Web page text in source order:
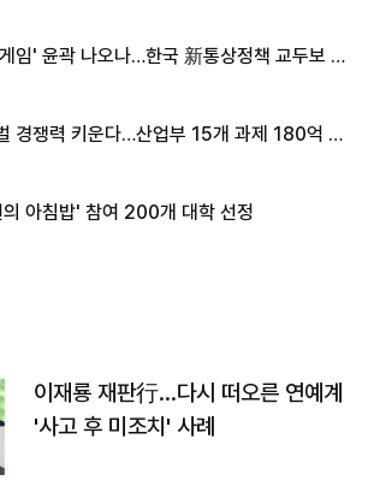
임' 윤곽 나오나…한국 新통상정책 교두보 활
경쟁력 키운다…산업부 15개 과제 180억 지
아침밥' 참여 200개 대학 선정
이재룡 재판行…다시 떠오른 연예계
'사고 후 미조치' 사례